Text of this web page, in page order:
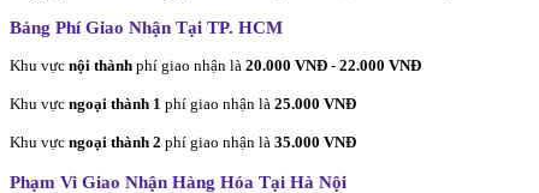
Bảng Phí Giao Nhận Tại TP. HCM
Khu vực nội thành phí giao nhận là 20.000 VNĐ - 22.000 VNĐ
Khu vực ngoại thành 1 phí giao nhận là 25.000 VNĐ
Khu vực ngoại thành 2 phí giao nhận là 35.000 VNĐ
Phạm Vi Giao Nhận Hàng Hóa Tại Hà Nội